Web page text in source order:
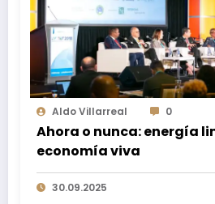
Aldo Villarreal 0
Ahora o nunca: energía
economía viva
30.09.2025